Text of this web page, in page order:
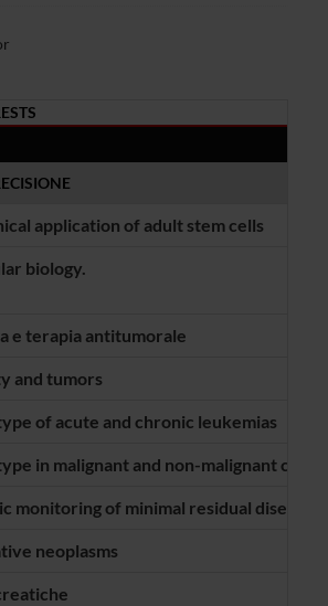
application of adult stem cells
biology.
e terapia antitumorale
and tumors
of acute and chronic leukemias
in malignant and non-malignant
of minimal residual disease
neoplasms